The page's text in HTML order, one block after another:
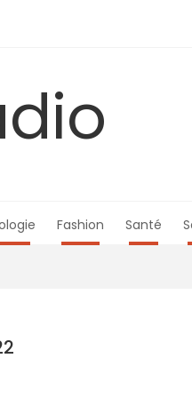
Fashion Santé